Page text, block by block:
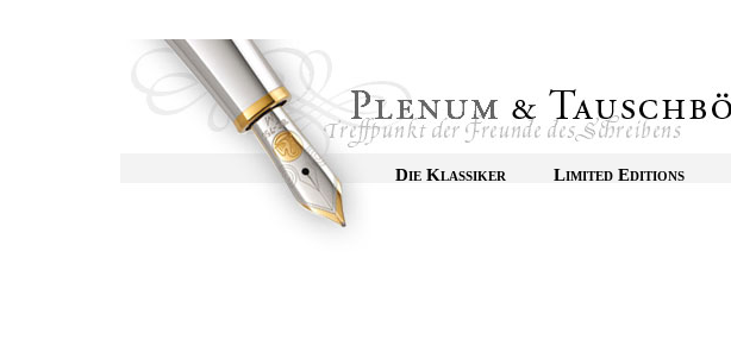
Die Klassiker Limited Editions